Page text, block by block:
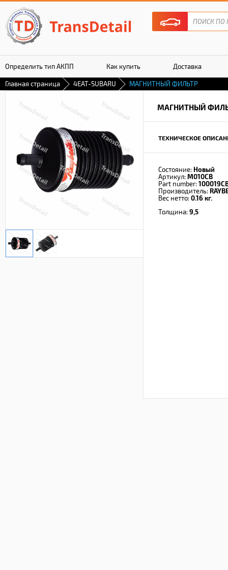
Определить тип АКПП Как купить Доставка
Гарантия
Главная страница 4EAT-SUBARU МАГНИТНЫЙ ФИЛЬТР
МАГНИТНЫЙ
ТЕХНИЧЕСКОЕ
Состояние: Новый
Артикул: M010CB
Part number:
Производитель:
Вес нетто: 0.16 кг.
Толщина: 9,5